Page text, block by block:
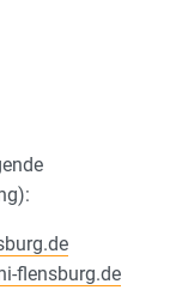
flensburg.de